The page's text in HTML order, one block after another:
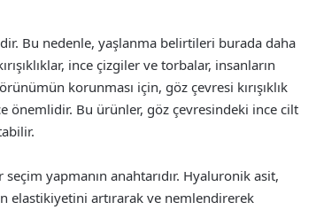
Bu nedenle, yaşlanma belirtileri burada daha
ince çizgiler ve torbalar, insanların
korunması için, göz çevresi kırışıklık
önemlidir. Bu ürünler, göz çevresindeki ince cilt
yapmanın anahtarıdır. Hyaluronik asit,
elastikiyetini artırarak ve nemlendirerek